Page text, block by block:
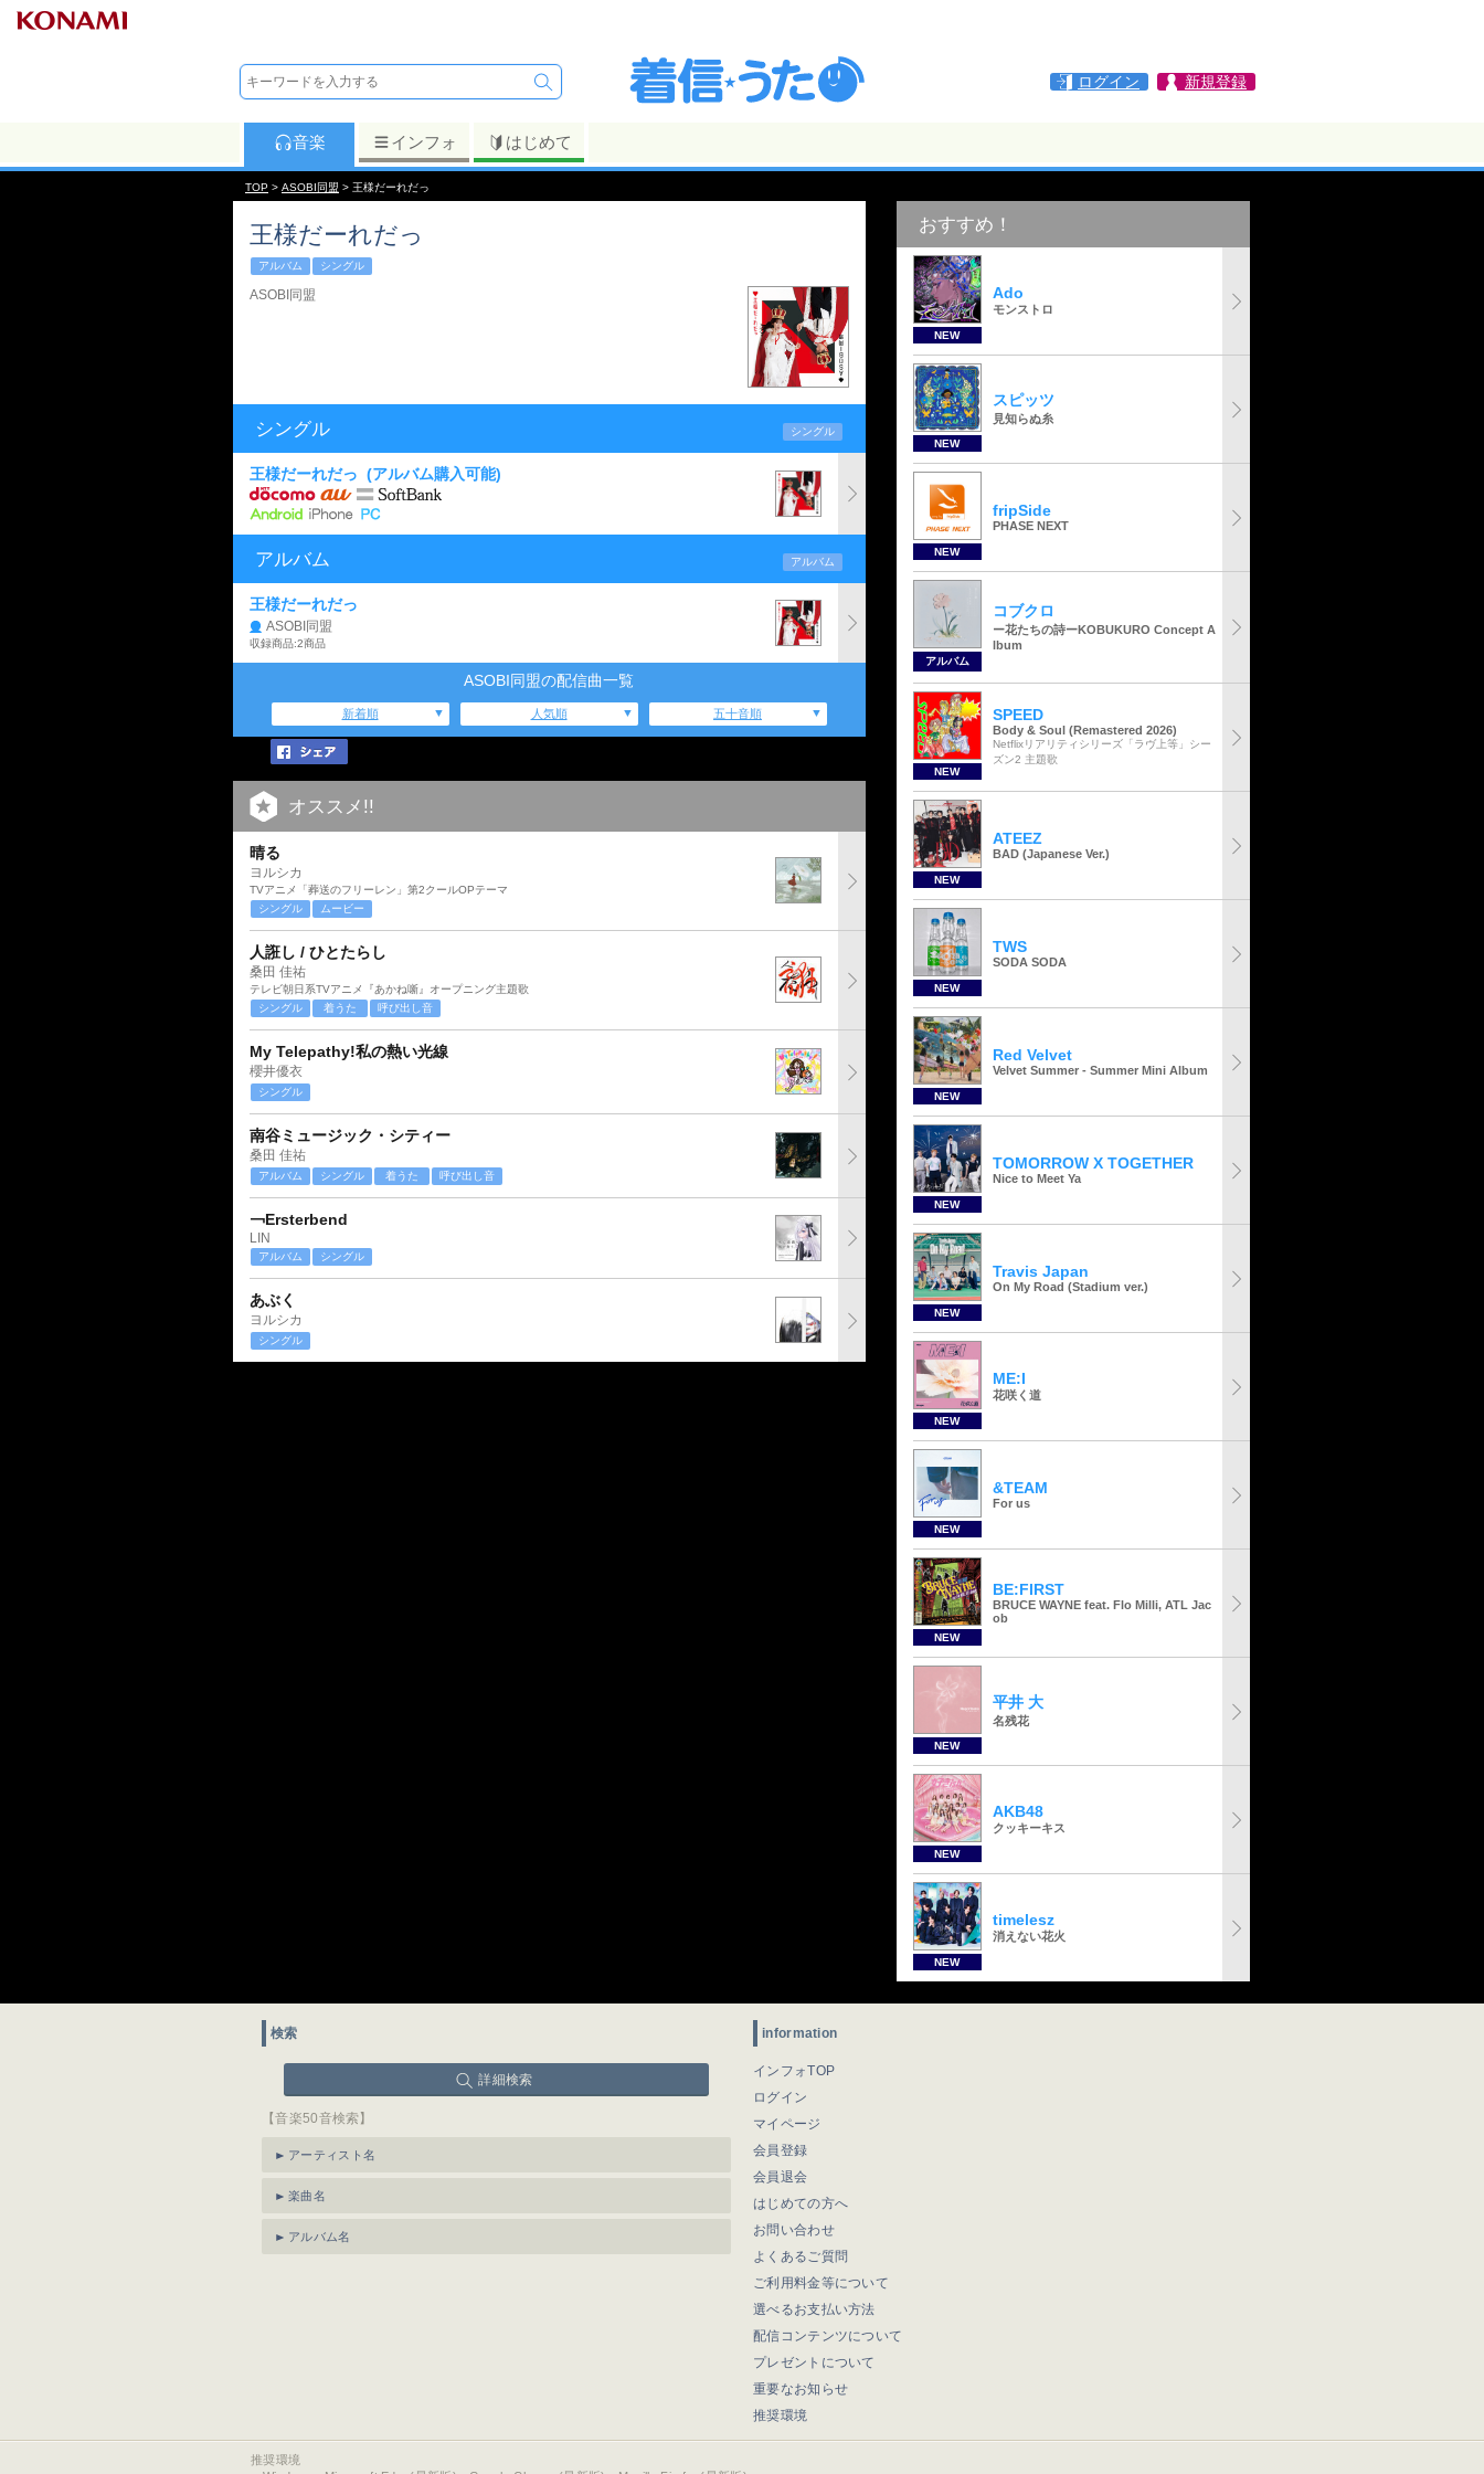
ログイン 新規登録
音楽 インフォ はじめて
TOP > ASOBI同盟 > 王様だーれだっ
王様だーれだっ
アルバム シングル
ASOBI同盟
シングル シングル
王様だーれだっ (アルバム購入可能)
アルバム アルバム
王様だーれだっ
ASOBI同盟
収録商品:2商品
ASOBI同盟の配信曲一覧
新着順 人気順 五十音順
オススメ!!
晴る
ヨルシカ
TVアニメ「葬送のフリーレン」第2クールOPテーマ
シングル
ムービー
人誑し / ひとたらし
桑田 佳祐
テレビ朝日系TVアニメ『あかね噺』オープニング主題歌
シングル
着うた 呼び出し音
My Telepathy!私の熱い光線
櫻井優衣
シングル
南谷ミュージック・シティー
桑田 佳祐
アルバム シングル 着うた 呼び出し音
￢Ersterbend
LIN
アルバム シングル
あぶく
ヨルシカ
シングル
おすすめ！
NEW
Ado
モンストロ
NEW
スピッツ
見知らぬ糸
NEW
fripSide
PHASE NEXT
アルバム
コブクロ
ー花たちの詩ーKOBUKURO Concept A
lbum
NEW
SPEED
Body & Soul (Remastered 2026)
Netflixリアリティシリーズ「ラヴ上等」シー
ズン2 主題歌
NEW
ATEEZ
BAD (Japanese Ver.)
NEW
TWS
SODA SODA
NEW
Red Velvet
Velvet Summer - Summer Mini Album
NEW
TOMORROW X TOGETHER
Nice to Meet Ya
NEW
Travis Japan
On My Road (Stadium ver.)
NEW
ME:I
花咲く道
NEW
&TEAM
For us
NEW
BE:FIRST
BRUCE WAYNE feat. Flo Milli, ATL Jac
ob
NEW
平井 大
名残花
NEW
AKB48
クッキーキス
NEW
timelesz
消えない花火
検索
詳細検索
【音楽50音検索】
アーティスト名
楽曲名
アルバム名
information
インフォTOP
ログイン
マイページ
会員登録
会員退会
はじめての方へ
お問い合わせ
よくあるご質問
ご利用料金等について
選べるお支払い方法
配信コンテンツについて
プレゼントについて
重要なお知らせ
推奨環境
推奨環境